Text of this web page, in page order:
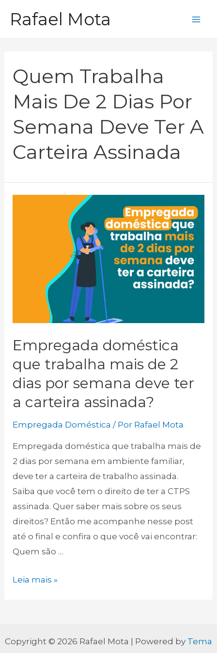
paraRafael Mota
Quem Trabalha
Mais De 2 Dias Por
Semana Deve Ter A
Carteira Assinada
Empregada doméstica
que trabalha mais de 2
dias por semana deve ter
a carteira assinada?
Empregada Doméstica / Por Rafael Mota
Empregada doméstica que trabalha mais de
2 dias por semana em ambiente familiar,
deve ter a carteira de trabalho assinada.
Saiba que você tem o direito de ter a CTPS
assinada. Quer saber mais sobre os seus
direitos? Então me acompanhe nesse post
até o final e confira o que você vai encontrar:
Quem são …
Empregada
mais
Leia mais »
Copyright © 2026 Rafael Mota | Powered by Tema